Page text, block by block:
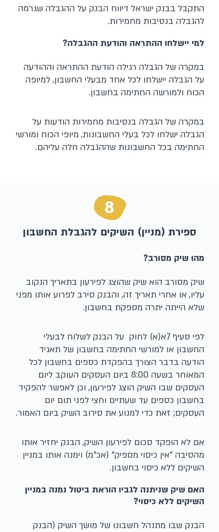
התקבל בבנק ישראל דיווח הבנק על ההגבלה שגרמה
להגבלה בנסיבות מחמירות.
למי יישלחו ההתראה והודעת ההגבלה?
במקרה של הגבלה רגילה הודעת ההתראה וההודעה
על הגבלה יישלחו לכל אחד מבעלי החשבון, למיופה
הכוח ולמורשה החתימה בחשבון.
במקרה של הגבלה בנסיבות מחמירות הודעות על
הגבלה ישלחו לכל בעלי החשבונות, מיופי הכוח ומורשי
החתימה בכל החשבונות שההגבלה חלה עליהם.
8
ספירת (מניין) השיקים להגבלת החשבון
מהו שיק מסורב?
שיק מסורב הוא שיק שהוצג לפירעון בתאריך הנקוב
עליו, או אחרי תאריך זה, והבנק סירב לפרוע אותו מפני
שלא הייתה יתרה מספקת בחשבון.
לפי סעיף 7א(א) לחוק
על הבנק לשלוח לבעלי
החשבון או למורשי החתימה בחשבון של תאגיד
הודעה בדבר הצורך בהפקדת כספים בחשבון לכל
המאוחר בשעה 8:00 ביום העסקים העוקב ליום
העסקים שבו השיק הוצג לפירעון, וכן לאפשר להפקיד
בחשבון כספים עד שעתיים וחצי לפני תום יום
העסקים; זאת כדי למנוע את סירוב השיק ביום האמור.
אם לא הופקד סכום לפירעון השיק, הבנק יחזיר אותו
מהסיבה "אין כיסוי מספיק" (אכ"מ) וימנה אותו במניין
השיקים ללא כיסוי בחשבון.
האם שיק שניתנה לגביו הוראת ביטול נמנה במניין
השיקים ללא כיסוי?
הבנק שבו מתנהל חשבונו של מושך השיק (הבנק